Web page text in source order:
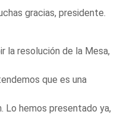
gracias, presidente.
la resolución de la Mesa,
que es una
Lo hemos presentado ya,